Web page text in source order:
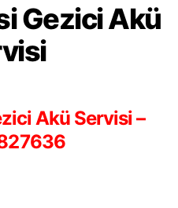
Gezici Akü
Akü Servisi –